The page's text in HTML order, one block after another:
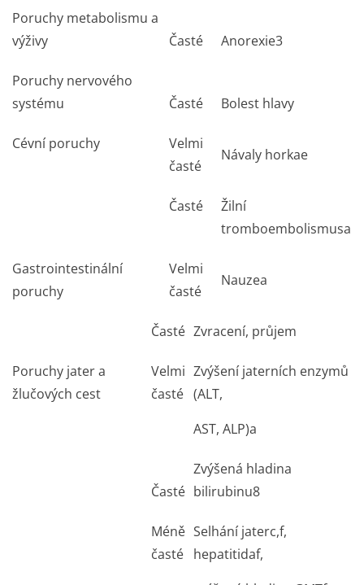
Poruchy metabolismu a
výživy
Časté Anorexie3
Poruchy nervového
systému
Časté Bolest hlavy
Cévní poruchy
Velmi
časté
Návaly horkae
Časté
Žilní
tromboembolismusa
Gastrointestinální
poruchy
Velmi
časté
Nauzea
Časté Zvracení, průjem
Poruchy jater a
žlučových cest
Velmi
časté
Zvýšení jaterních enzymů
(ALT,
AST, ALP)a
Časté
Zvýšená hladina
bilirubinu8
Méně
časté
Selhání jaterc,f,
hepatitidaf,